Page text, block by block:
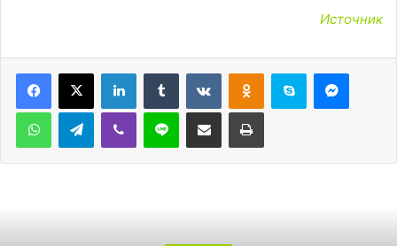
Источник
LinkedInTumblr ВконтактеОдноклассники
Skype
WhatsAppTelegramViber Line Поделиться через электронную почту Печатать